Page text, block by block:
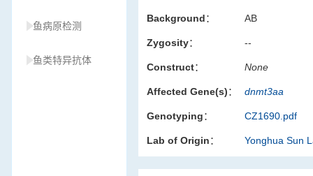
鱼病原检测
鱼类特异抗体
Background： AB
Zygosity： --
Construct： None
Affected Gene(s)： dnmt3aa
Genotyping： CZ1690.pdf
Lab of Origin： Yonghua Sun